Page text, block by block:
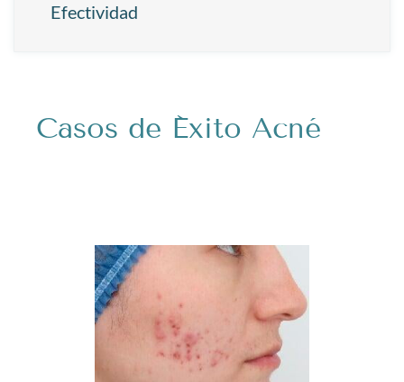
Efectividad
​Casos de Éxito Acné